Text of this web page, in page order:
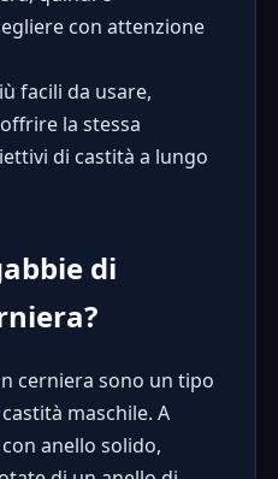
con attenzione
facili da usare,
la stessa
di castità a lungo
di
cerniera sono un tipo
maschile. A
anello solido,